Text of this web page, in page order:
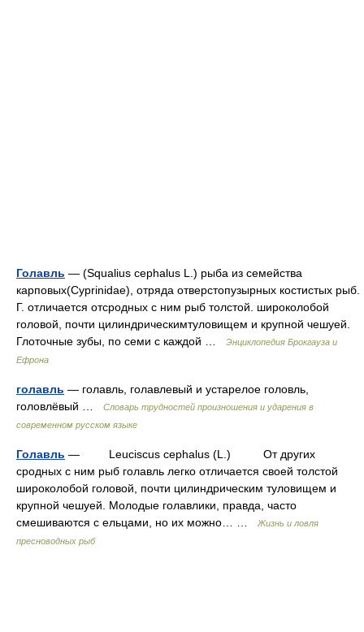
Голавль — (Squalius cephalus L.) рыба из семейства
карповых(Cyprinidae), отряда отверстопузырных костистых рыб.
Г. отличается отсродных с ним рыб толстой. широколобой
головой, почти цилиндрическимтуловищем и крупной чешуей.
Глоточные зубы, по семи с каждой …
Энциклопедия Брокгауза и
Ефрона
голавль — голавль, голавлевый и устарелое головль,
головлёвый …
Словарь трудностей произношения и ударения в
современном русском языке
Голавль — Leuciscus cephalus (L.) От других
сродных с ним рыб голавль легко отличается своей толстой
широколобой головой, почти цилиндрическим туловищем и
крупной чешуей. Молодые голавлики, правда, часто
смешиваются с ельцами, но их можно… …
Жизнь и ловля
пресноводных рыб